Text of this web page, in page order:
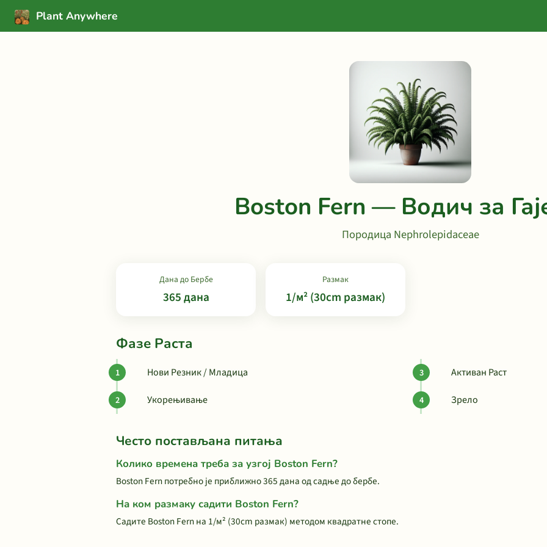
Plant Anywhere
Boston Fern — Водич за
Породица Nephrolepidaceae
Дана до Бербе
365 дана
Размак
1/м² (30cm размак)
Фазе Раста
Нови Резник / Младица
Укорењивање
Активан Раст
Зрело
Често постављана питања
Колико времена треба за узгој Boston Fern?
Boston Fern потребно је приближно 365 дана од садње до бербе.
На ком размаку садити Boston Fern?
Садите Boston Fern на 1/м² (30cm размак) методом квадратне стопе.